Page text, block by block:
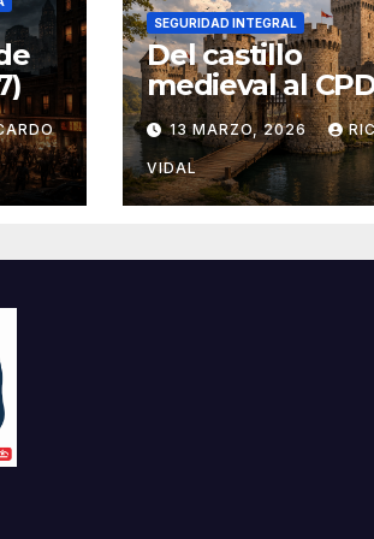
SEGURIDAD INTEGRAL
Del castillo
medieval al
seguridad por
13 MARZO, 2026
VIDAL